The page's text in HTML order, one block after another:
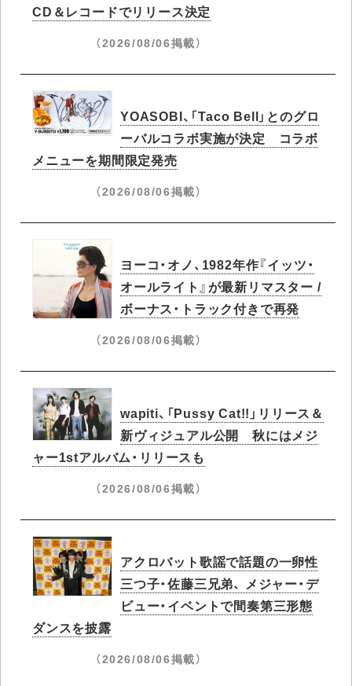
CD＆レコードでリリース決定
（2026/08/06掲載）
YOASOBI、「Taco Bell」とのグロ
ーバルコラボ実施が決定 コラボ
メニューを期間限定発売
（2026/08/06掲載）
ヨーコ・オノ、1982年作『イッツ・
オールライト』が最新リマスター /
ボーナス・トラック付きで再発
（2026/08/06掲載）
wapiti、「Pussy Cat!!」リリース＆
新ヴィジュアル公開 秋にはメジ
ャー1stアルバム・リリースも
（2026/08/06掲載）
アクロバット歌謡で話題の一卵性
三つ子・佐藤三兄弟、 メジャー・デ
ビュー・イベントで間奏第三形態
ダンスを披露
（2026/08/06掲載）